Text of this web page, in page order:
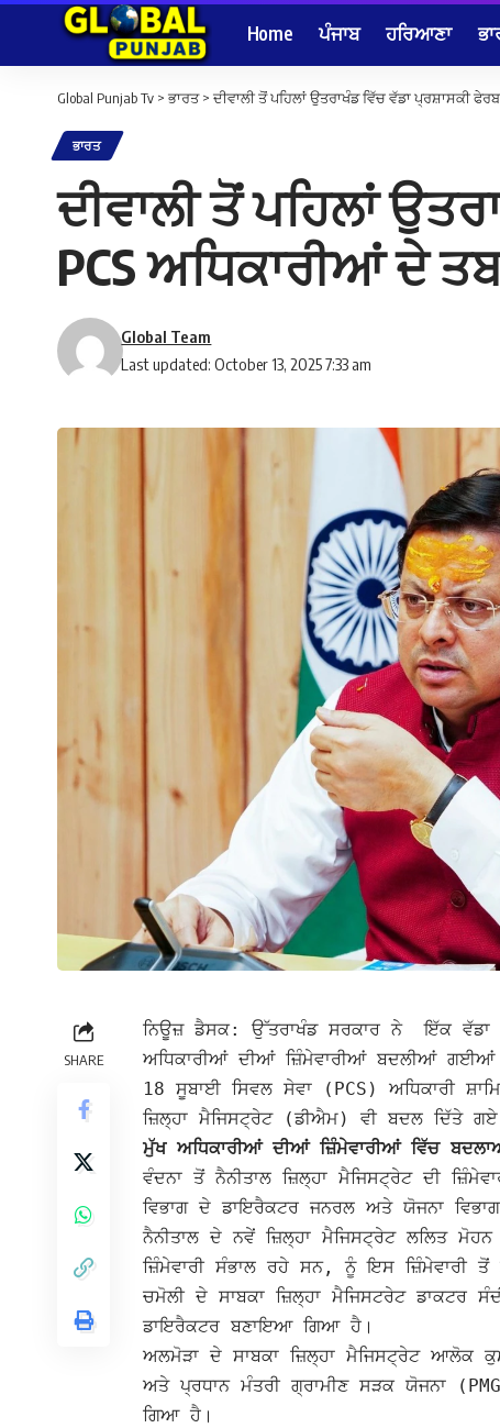
Home ਪੰਜਾਬ ਹਰਿਆਣਾ
Global Punjab Tv > ਭਾਰਤ> ਦੀਵਾਲੀ ਤੋਂ ਪਹਿਲਾਂ ਉਤਰਾਖੰਡ ਵਿੱਚ ਵੱਡਾ ਪ੍ਰਸ਼ਾਸਕੀ
ਭਾਰਤ
ਦੀਵਾਲੀ ਤੋਂ ਪਹਿਲਾਂ
PCS ਅਧਿਕਾਰੀਆਂ ਦੇ
Last updated: October 13, 2025 7:33 am
Global Team
SHARE
ਨਿਊਜ਼ ਡੈਸਕ: ਉੱਤਰਾਖੰਡ ਸਰਕਾਰ ਨੇ ਇੱਕ ਵੱਡਾ
ਅਧਿਕਾਰੀਆਂ ਦੀਆਂ ਜ਼ਿੰਮੇਵਾਰੀਆਂ ਬਦਲੀਆਂ
18 ਸੂਬਾਈ ਸਿਵਲ ਸੇਵਾ (PCS) ਅਧਿਕਾਰੀ
ਜ਼ਿਲ੍ਹਾ ਮੈਜਿਸਟ੍ਰੇਟ (ਡੀਐਮ) ਵੀ ਬਦਲ ਦਿੱਤੇ
ਮੁੱਖ ਅਧਿਕਾਰੀਆਂ ਦੀਆਂ ਜ਼ਿੰਮੇਵਾਰੀਆਂ ਵਿੱਚ
ਵੰਦਨਾ ਤੋਂ ਨੈਨੀਤਾਲ ਜ਼ਿਲ੍ਹਾ ਮੈਜਿਸਟ੍ਰੇਟ ਦੀ
ਵਿਭਾਗ ਦੇ ਡਾਇਰੈਕਟਰ ਜਨਰਲ ਅਤੇ ਯੋਜਨਾ
ਨੈਨੀਤਾਲ ਦੇ ਨਵੇਂ ਜ਼ਿਲ੍ਹਾ ਮੈਜਿਸਟ੍ਰੇਟ ਲਲਿਤ
ਜ਼ਿੰਮੇਵਾਰੀ ਸੰਭਾਲ ਰਹੇ ਸਨ, ਨੂੰ ਇਸ ਜ਼ਿੰਮੇਵਾਰੀ
ਚਮੋਲੀ ਦੇ ਸਾਬਕਾ ਜ਼ਿਲ੍ਹਾ ਮੈਜਿਸਟਰੇਟ ਡਾਕਟਰ
ਡਾਇਰੈਕਟਰ ਬਣਾਇਆ ਗਿਆ ਹੈ।
ਅਲਮੋੜਾ ਦੇ ਸਾਬਕਾ ਜ਼ਿਲ੍ਹਾ ਮੈਜਿਸਟ੍ਰੇਟ ਆਲੋਕ
ਅਤੇ ਪ੍ਰਧਾਨ ਮੰਤਰੀ ਗ੍ਰਾਮੀਣ ਸੜਕ ਯੋਜਨਾ
ਗਿਆ ਹੈ।